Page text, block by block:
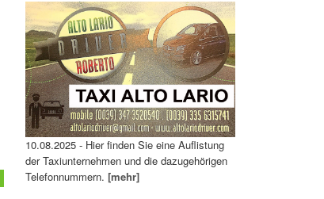
10.08.2025 - Hier finden Sie eine Auflistung
der Taxiunternehmen und die dazugehörigen
Telefonnummern. [mehr]